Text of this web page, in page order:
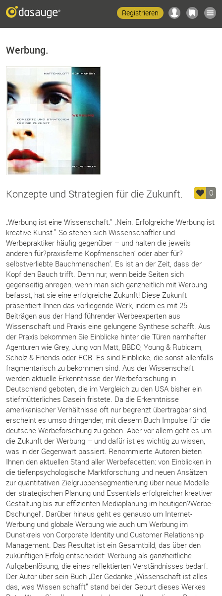
Registrieren
Werbung.
0
Konzepte und Strategien für die Zukunft.
„Werbung ist eine Wissenschaft.” „Nein. Erfolgreiche Werbung ist
kreative Kunst.” So stehen sich Wissenschaftler und
Werbepraktiker häufig gegenüber – und halten die jeweils
anderen für?praxisferne Kopfmenschen‘ oder aber für?
selbstverliebte Bauchmenschen‘. Es ist an der Zeit, dass der
Kopf den Bauch trifft. Denn nur, wenn beide Seiten sich
gegenseitig anregen, wenn man sich ganzheitlich mit Werbung
befasst, hat sie eine erfolgreiche Zukunft! Diese Zukunft
präsentiert Ihnen das vorliegende Werk, indem es mit 25
Beiträgen aus der Hand führender Werbeexperten aus
Wissenschaft und Praxis eine gelungene Synthese schafft. Aus
der Praxis bekommen Sie Einblicke hinter die Türen namhafter
Agenturen wie Grey, Jung von Matt, BBDO, Young & Rubicam,
Scholz & Friends oder FCB. Es sind Einblicke, die sonst allenfalls
fragmentarisch zu bekommen sind. Aus der Wissenschaft
werden aktuelle Erkenntnisse der Werbeforschung in
Deutschland geboten, die im Vergleich zu den USA bisher ein
stiefmütterliches Dasein fristete. Da die Erkenntnisse
amerikanischer Verhältnisse oft nur begrenzt übertragbar sind,
erscheint es umso dringender, mit diesem Buch Impulse für die
deutsche Werbeforschung zu geben. Aber vor allem geht es um
die Zukunft der Werbung – und dafür ist es wichtig zu wissen,
was in der Gegenwart passiert. Renommierte Autoren bieten
Ihnen den aktuellen Stand aller Werbefacetten: von Einblicken in
die tiefenpsychologische Marktforschung und neuen Ansätzen
zur quantitativen Zielgruppensegmentierung über neue Modelle
der strategischen Planung und Essentials erfolgreicher kreativer
Gestaltung bis zur effizienten Mediaplanung im heutigen?Werbe-
Dschungel‘. Darüber hinaus geht es genauso um Internet-
Werbung und globale Werbung wie auch um Werbung im
Dunstkreis von Corporate Identity und Customer Relationship
Management. Das Resultat ist ein Gesamtbild, das über den
zukünftigen Erfolg entscheidet: Werbung als ganzheitliche
Aufgabenlösung, die eines reflektierten Verständnisses bedarf.
Der Autor über sein Buch „Der Gedanke „Wissenschaft ist alles
das, was Wissen schafft” stand bei der Geburt dieses Werkes